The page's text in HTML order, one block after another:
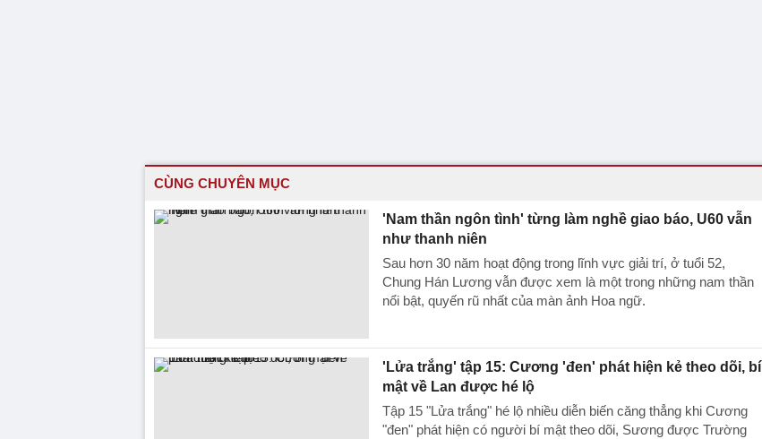
CÙNG CHUYÊN MỤC
'Nam thần ngôn tình' từng làm nghề giao báo, U60 vẫn
như thanh niên
Sau hơn 30 năm hoạt động trong lĩnh vực giải trí, ở tuổi 52,
Chung Hán Lương vẫn được xem là một trong những nam thần
nổi bật, quyến rũ nhất của màn ảnh Hoa ngữ.
'Lửa trắng' tập 15: Cương 'đen' phát hiện kẻ theo dõi, bí
mật về Lan được hé lộ
Tập 15 "Lửa trắng" hé lộ nhiều diễn biến căng thẳng khi Cương
"đen" phát hiện có người bí mật theo dõi, Sương được Trường